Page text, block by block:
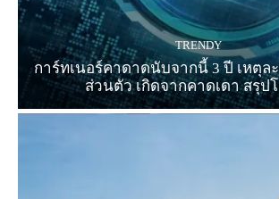
TRENDY
การ์ทเนอร์คาดาดนับจากนี้ 3 ปี เหตุล
ส่วนตัว เกิดจากคาดเดา สรุป